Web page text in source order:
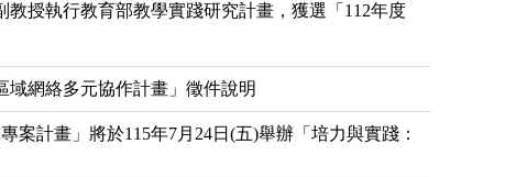
授執行教育部教學實踐研究計畫，獲選「112年度
網絡多元協作計畫」徵件說明
案計畫」將於115年7月24日(五)舉辦「培力與實踐：